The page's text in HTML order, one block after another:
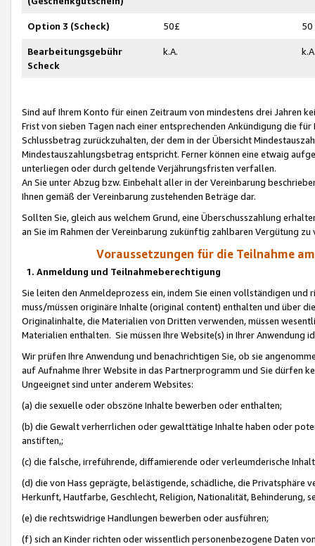
Option 3 (Scheck) 50£ 50
Bearbeitungsgebühr
Scheck
k.A.
Sind auf Ihrem Konto für einen Zeitraum von mindestens drei Jahren
Frist von sieben Tagen nach einer entsprechenden Ankündigung die
Schlussbetrag zurückzuhalten, der dem in der Übersicht
Mindestauszahlungsbetrag entspricht. Ferner können eine etwaig
unterliegen oder durch geltende Verjährungsfristen verfallen.
An Sie unter Abzug bzw. Einbehalt aller in der Vereinbarung
Ihnen gemäß der Vereinbarung zustehenden Beträge dar.
Sollten Sie, gleich aus welchem Grund, eine Überschusszahlung
an Sie im Rahmen der Vereinbarung zukünftig zahlbaren Vergütung zu
Voraussetzungen für die Teilnahme
1. Anmeldung und Teilnahmeberechtigung
Sie leiten den Anmeldeprozess ein, indem Sie einen vollständigen
muss/müssen originäre Inhalte (original content) enthalten und über
Originalinhalte, die Materialien von Dritten verwenden, müssen
Materialien enthalten. Sie müssen Ihre Website(s) in Ihrer Anwendung
Wir prüfen Ihre Anwendung und benachrichtigen Sie, ob sie
auf Aufnahme Ihrer Website in das Partnerprogramm und Sie dürfen
Ungeeignet sind unter anderem Websites:
(a) die sexuelle oder obszöne Inhalte bewerben oder enthalten;
(b) die Gewalt verherrlichen oder gewalttätige Inhalte haben oder
anstiften,;
(c) die falsche, irreführende, diffamierende oder verleumderische
(d) die von Hass geprägte, belästigende, schädliche, die Privatsphäre
Herkunft, Hautfarbe, Geschlecht, Religion, Nationalität, Behinderung,
(e) die rechtswidrige Handlungen bewerben oder ausführen;
(f) sich an Kinder richten oder wissentlich personenbezogene Daten